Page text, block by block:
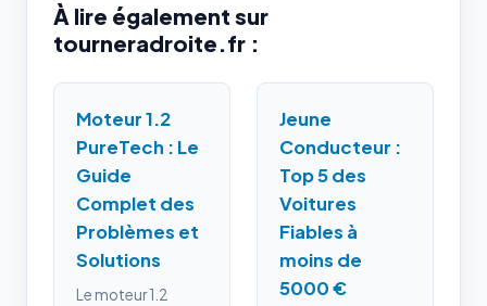
À lire également sur
tourneradroite.fr :
Moteur 1.2
PureTech : Le
Guide
Complet des
Problèmes et
Solutions
Le moteur 1.2
Jeune
Conducteur :
Top 5 des
Voitures
Fiables à
moins de
5000 €